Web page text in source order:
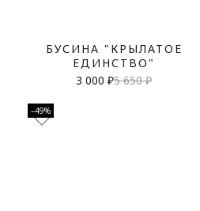
БУСИНА "КРЫЛАТОЕ
ЕДИНСТВО"
3 000 ₽5 650 ₽
–49%